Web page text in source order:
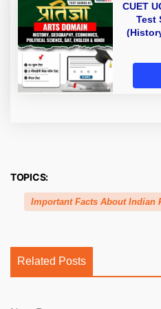
CUET
Test
GAT,
TOPICS:
Important Facts About Indian
Related Posts